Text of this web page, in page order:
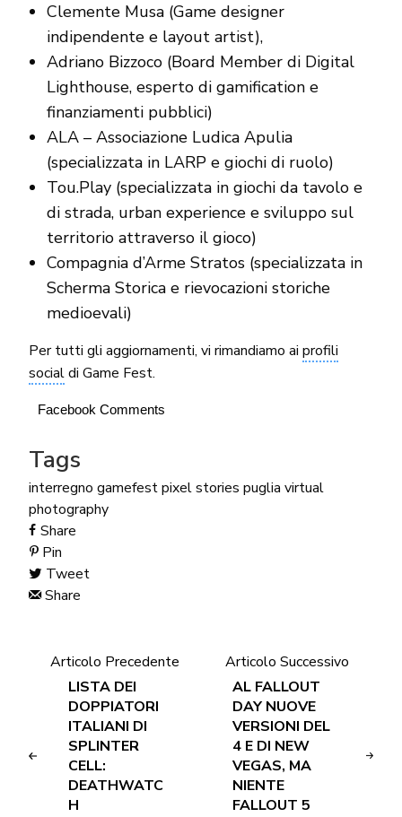
Clemente Musa (Game designer
indipendente e layout artist),
Adriano Bizzoco (Board Member di Digital
Lighthouse, esperto di gamification e
finanziamenti pubblici)
ALA – Associazione Ludica Apulia
(specializzata in LARP e giochi di ruolo)
Tou.Play (specializzata in giochi da tavolo e
di strada, urban experience e sviluppo sul
territorio attraverso il gioco)
Compagnia d’Arme Stratos (specializzata in
Scherma Storica e rievocazioni storiche
medioevali)
Per tutti gli aggiornamenti, vi rimandiamo aiprofili
socialdi Game Fest.
Facebook Comments
Tags
interregno gamefestpixel stories puglia virtual
photography
Share
Pin
Tweet
Share
Articolo Precedente
LISTA DEI
DOPPIATORI
ITALIANI DI
SPLINTER
CELL:
DEATHWATC
H
Articolo Successivo
AL FALLOUT
DAY NUOVE
VERSIONI DEL
4 E DI NEW
VEGAS, MA
NIENTE
FALLOUT 5